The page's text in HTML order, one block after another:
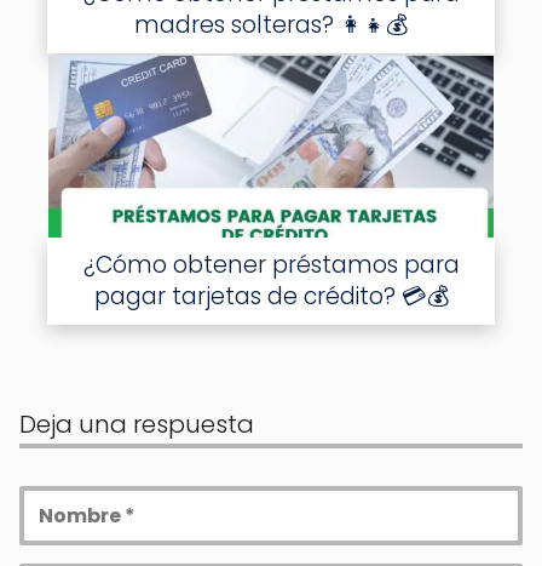
madres solteras? 👩‍👧💰
¿Cómo obtener préstamos para
pagar tarjetas de crédito? 💳💰
Deja una respuesta